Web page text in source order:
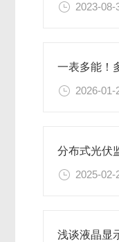
2023-08-
2026-01-
2025-02-
浅谈液晶显